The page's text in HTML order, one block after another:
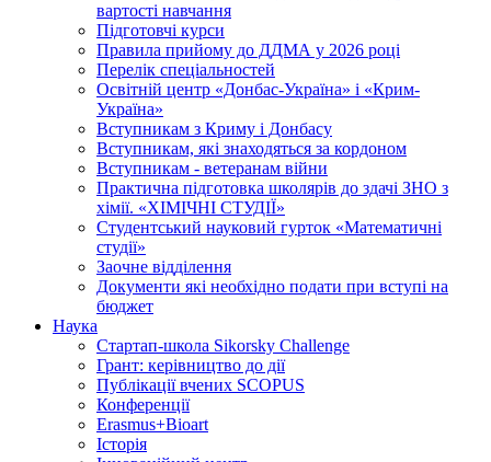
вартості навчання
Підготовчі курси
Правила прийому до ДДМА у 2026 році
Перелік спеціальностей
Освітній центр «Донбас-Україна» і «Крим-
Україна»
Вступникам з Криму і Донбасу
Вступникам, які знаходяться за кордоном
Вступникам - ветеранам війни
Практична підготовка школярів до здачі ЗНО з
хімії. «ХІМІЧНІ СТУДІЇ»
Студентський науковий гурток «Математичні
студії»
Заочне відділення
Документи які необхідно подати при вступі на
бюджет
Наука
Стартап-школа Sikorsky Challenge
Грант: керівництво до дії
Публікації вчених SCOPUS
Конференції
Erasmus+Bioart
Історія